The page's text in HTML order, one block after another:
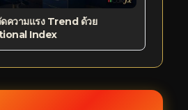
ดความแรง Trend ด้วย
Index